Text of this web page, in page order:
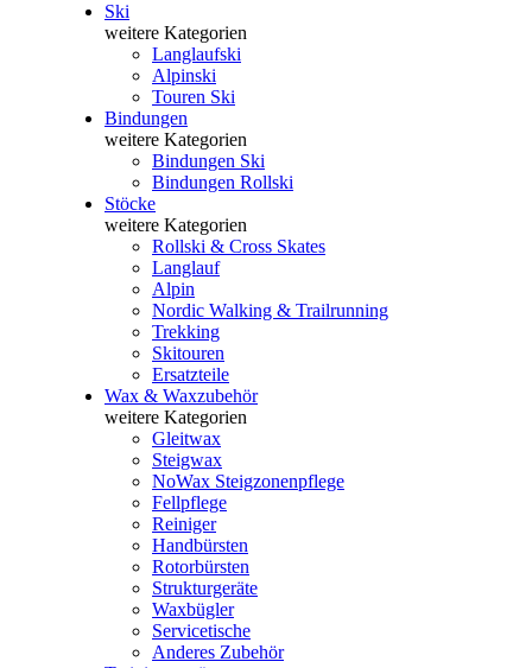
Ski
weitere Kategorien
Langlaufski
Alpinski
Touren Ski
Bindungen
weitere Kategorien
Bindungen Ski
Bindungen Rollski
Stöcke
weitere Kategorien
Rollski & Cross Skates
Langlauf
Alpin
Nordic Walking & Trailrunning
Trekking
Skitouren
Ersatzteile
Wax & Waxzubehör
weitere Kategorien
Gleitwax
Steigwax
NoWax Steigzonenpflege
Fellpflege
Reiniger
Handbürsten
Rotorbürsten
Strukturgeräte
Waxbügler
Servicetische
Anderes Zubehör